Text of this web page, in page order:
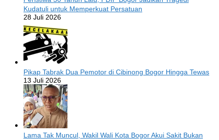
Kudatuli untuk Memperkuat Persatuan
28 Juli 2026
Pikap Tabrak Dua Pemotor di Cibinong Bogor Hingga Tewas
13 Juli 2026
Lama Tak Muncul, Wakil Wali Kota Bogor Akui Sakit Bukan